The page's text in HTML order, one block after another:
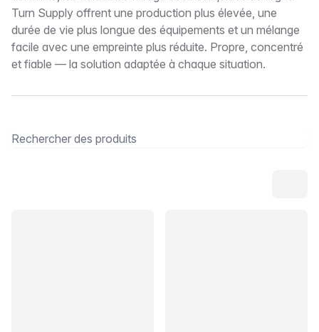
Turn Supply offrent une production plus élevée, une
durée de vie plus longue des équipements et un mélange
facile avec une empreinte plus réduite. Propre, concentré
et fiable — la solution adaptée à chaque situation.